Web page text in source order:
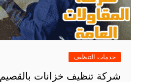
خدمات التنظيف
شركة تنظيف خزانات بالقصيم